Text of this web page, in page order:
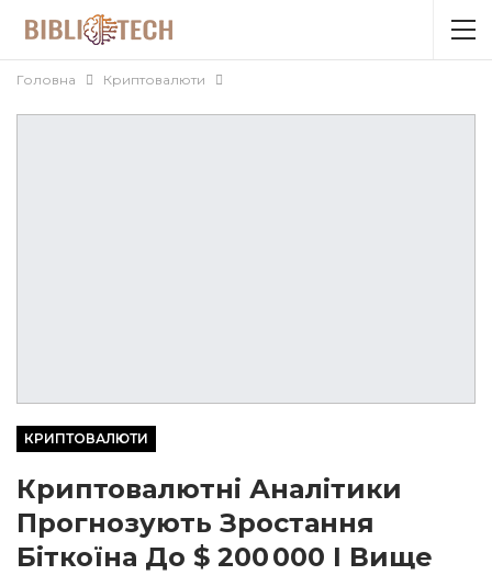
Головна Криптовалюти
КРИПТОВАЛЮТИ
Криптовалютні Аналітики
Прогнозують Зростання
Біткоїна До $ 200 000 І Вище